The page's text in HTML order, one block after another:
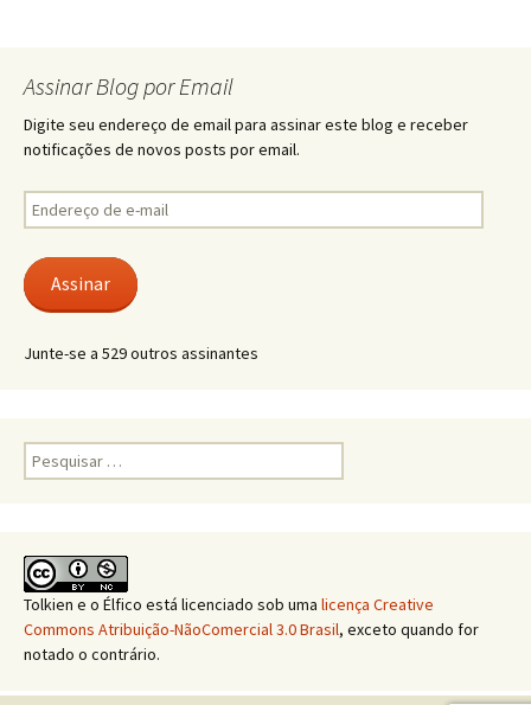
posts
Assinar Blog por Email
Digite seu endereço de email para assinar este blog e receber
notificações de novos posts por email.
Endereço
de
mail Assinar
Junte-se a 529 outros assinantes
Pesquisar
por:
Tolkien e o Élfico está licenciado sob uma licença Creative
Commons Atribuição-NãoComercial 3.0 Brasil, exceto quando for
notado o contrário.